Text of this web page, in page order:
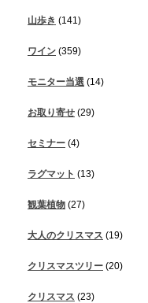
山歩き (141)
ワイン (359)
モニター当選 (14)
お取り寄せ (29)
セミナー (4)
ラグマット (13)
観葉植物 (27)
大人のクリスマス (19)
クリスマスツリー (20)
クリスマス (23)